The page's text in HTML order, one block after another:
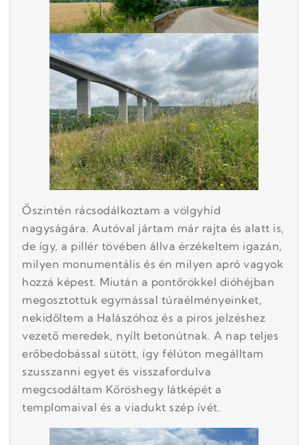
Őszintén rácsodálkoztam a völgyhíd
nagyságára. Autóval jártam már rajta és alatt is,
de így, a pillér tövében állva érzékeltem igazán,
milyen monumentális és én milyen apró vagyok
hozzá képest. Miután a pontőrökkel dióhéjban
megosztottuk egymással túraélményeinket,
nekidőltem a Halászóhoz és a piros jelzéshez
vezető meredek, nyílt betonútnak. A nap teljes
erőbedobással sütött, így félúton megálltam
szusszanni egyet és visszafordulva
megcsodáltam Kőröshegy látképét a
templomaival és a viadukt szép ívét.